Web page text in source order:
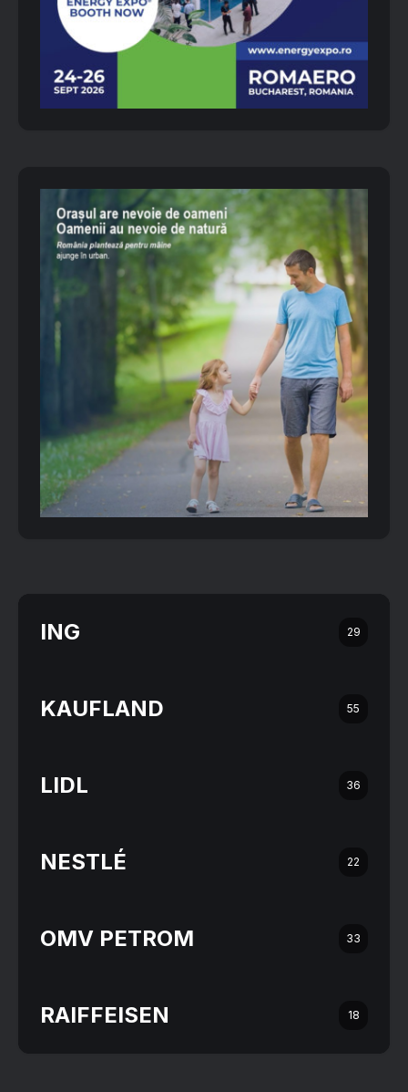
ING 29
KAUFLAND 55
LIDL 36
NESTLÉ 22
OMV PETROM 33
RAIFFEISEN 18